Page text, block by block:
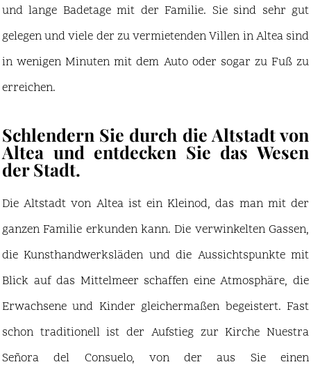
und lange Badetage mit der Familie. Sie sind sehr gut
gelegen und viele der zu vermietenden Villen in Altea sind
in wenigen Minuten mit dem Auto oder sogar zu Fuß zu
erreichen.
Schlendern Sie durch die Altstadt von
Altea und entdecken Sie das Wesen
der Stadt.
Die Altstadt von Altea ist ein Kleinod, das man mit der
ganzen Familie erkunden kann. Die verwinkelten Gassen,
die Kunsthandwerksläden und die Aussichtspunkte mit
Blick auf das Mittelmeer schaffen eine Atmosphäre, die
Erwachsene und Kinder gleichermaßen begeistert. Fast
schon traditionell ist der Aufstieg zur Kirche Nuestra
Señora del Consuelo, von der aus Sie einen